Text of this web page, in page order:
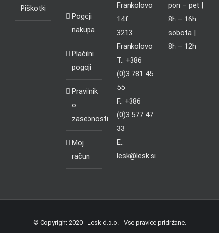
Piškotki
Pogoji
nakupa
Plačilni
pogoji
Pravilnik
o
zasebnosti
Moj
račun
Frankolovo
14f
3213
Frankolovo
T.: +386
(0)3 781 45
55
F.: +386
(0)3 577 47
33
E.:
lesk@lesk.si
pon – pet |
8h – 16h
sobota |
8h – 12h
© Copyright 2020 - Lesk d.o.o. - Vse pravice pridržane.